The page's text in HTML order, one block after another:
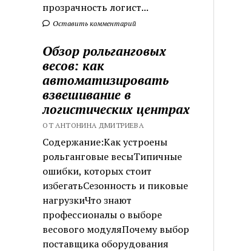
прозрачность логист...
Оставить комментарий
Обзор рольганговых
весов: как
автоматизировать
взвешивание в
логистических центрах
ОТ АНТОНИНА ДМИТРИЕВА
Содержание:Как устроены
рольганговые весыТипичные
ошибки, которых стоит
избегатьСезонность и пиковые
нагрузкиЧто знают
профессионалы о выборе
весового модуляПочему выбор
поставщика оборудования